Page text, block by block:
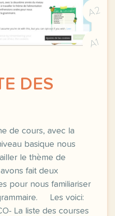
A2
A1
DES
de cours, avec la
basique nous
le thème de
fait deux
pour nous familiariser
Les voici:
La liste des courses